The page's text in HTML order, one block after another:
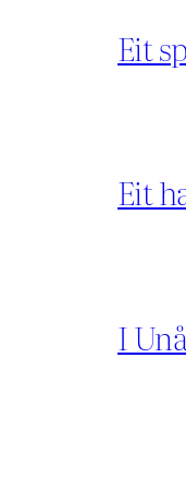
Eit
Eit
I